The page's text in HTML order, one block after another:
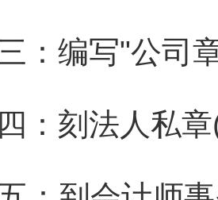
：编写"公司
：刻法人私